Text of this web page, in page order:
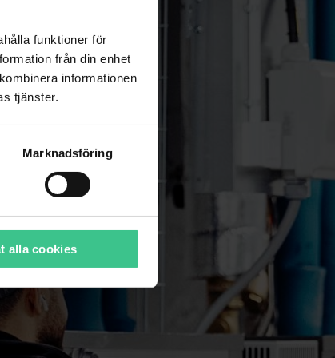
funktioner för
från din enhet
informationen
tjänster.
Marknadsföring
alla cookies